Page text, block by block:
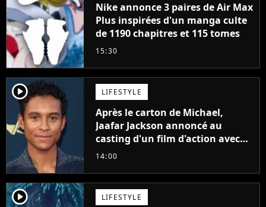
Nike annonce 3 paires de Air Max
Plus inspirées d'un manga culte
de 1190 chapitres et 115 tomes
15:30
player2 LIFESTYLE
Après le carton de Michael,
Jaafar Jackson annoncé au
casting d'un film d'action avec
Will Smith
14:00
player2 LIFESTYLE